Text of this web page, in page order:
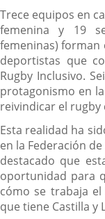
Trece equipos en
femenina y 19
femeninas) forman
deportistas que
Rugby Inclusivo.
protagonismo en
reivindicar el
Esta realidad ha
en la Federación
destacado que
oportunidad para
cómo se trabaja
que tiene Castilla y